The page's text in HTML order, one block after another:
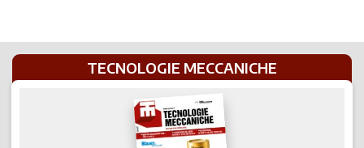
TECNOLOGIE MECCANICHE